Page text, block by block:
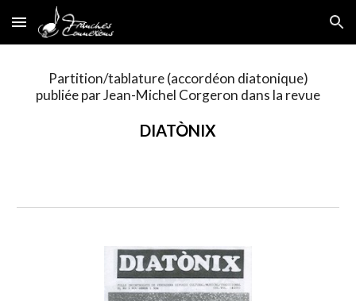
Skip to main content Skip to navigation
Partition/tablature (accordéon diatonique)
publiée par Jean-Michel Corgeron dans la revue
DIATÒNIX